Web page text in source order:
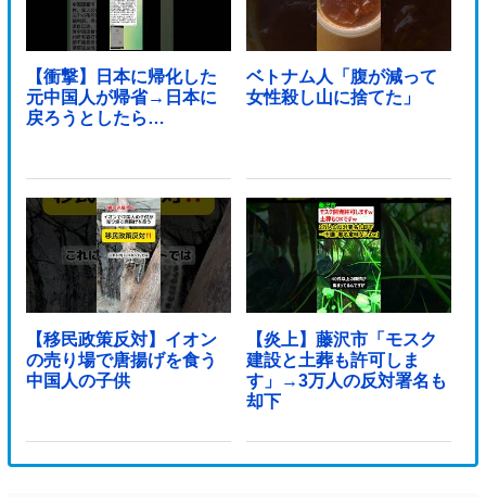
【衝撃】日本に帰化した
元中国人が帰省→日本に
戻ろうとしたら…
ベトナム人「腹が減って
女性殺し山に捨てた」
【移民政策反対】イオン
の売り場で唐揚げを食う
中国人の子供
【炎上】藤沢市「モスク
建設と土葬も許可しま
す」→3万人の反対署名も
却下